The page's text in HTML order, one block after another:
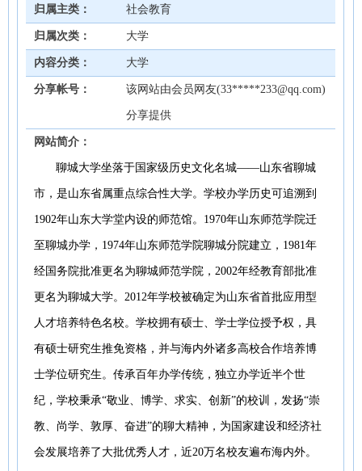
归属主类： 社会教育
归属次类： 大学
内容分类： 大学
分享帐号： 该网站由会员网友(33*****233@qq.com)
分享提供
网站简介：
聊城大学坐落于国家级历史文化名城——山东省聊城
市，是山东省属重点综合性大学。学校办学历史可追溯到
1902年山东大学堂内设的师范馆。1970年山东师范学院迁
至聊城办学，1974年山东师范学院聊城分院建立，1981年
经国务院批准更名为聊城师范学院，2002年经教育部批准
更名为聊城大学。2012年学校被确定为山东省首批应用型
人才培养特色名校。学校拥有硕士、学士学位授予权，具
有硕士研究生推免资格，并与海内外诸多高校合作培养博
士学位研究生。传承百年办学传统，独立办学近半个世
纪，学校秉承“敬业、博学、求实、创新”的校训，发扬“崇
教、尚学、敦厚、奋进”的聊大精神，为国家建设和经济社
会发展培养了大批优秀人才，近20万名校友遍布海内外。